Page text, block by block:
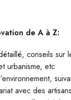
de A à Z:
conseils sur
urbanisme, etc
avec des